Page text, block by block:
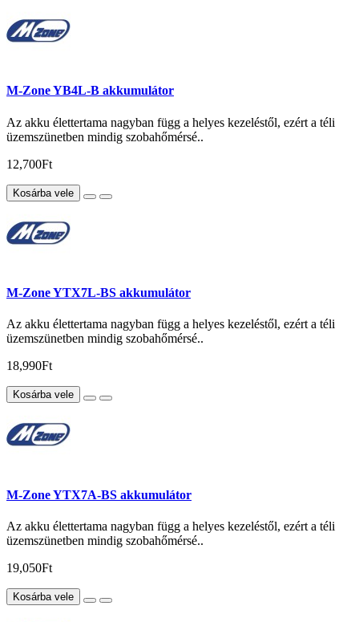
M-Zone YB4L-B akkumulátor
Az akku élettertama nagyban függ a helyes kezeléstől, ezért a téli
üzemszünetben mindig szobahőmérsé..
12,700Ft
Kosárba vele
M-Zone YTX7L-BS akkumulátor
Az akku élettertama nagyban függ a helyes kezeléstől, ezért a téli
üzemszünetben mindig szobahőmérsé..
18,990Ft
Kosárba vele
M-Zone YTX7A-BS akkumulátor
Az akku élettertama nagyban függ a helyes kezeléstől, ezért a téli
üzemszünetben mindig szobahőmérsé..
19,050Ft
Kosárba vele